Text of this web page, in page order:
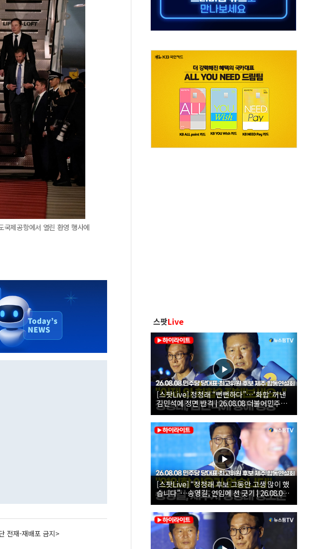
제공항에서 열린 환영 행사에
전재-재배포 금지>
스팟Live
[스팟Live] 정청래 “뻔뻔하다”…‘화합’ 꺼낸
김민석에 정면 반격 | 26.08.08 더불어민주당
당대표·최고위원 후보 제주 합동연설회
[스팟Live] “정청래 후보 그동안 고생 많이 했
습니다”…송영길, 연임에 선 긋기 | 26.08.08
더불어민주당 당대표·최고위원 후보 제주 합
동연설회